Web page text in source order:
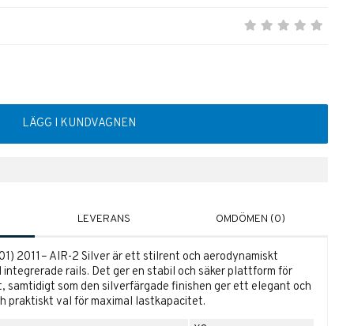
LÄGG I KUNDVAGNEN
2011– AIR-2 Silver är ett stilrent och aerodynamiskt
rails. Det ger en stabil och säker plattform för
samtidigt som den silverfärgade finishen ger ett elegant och
praktiskt val för maximal lastkapacitet.
LEVERANS OMDÖMEN (0)